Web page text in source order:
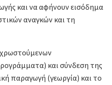
και να αφήνουν εισόδημα
αναγκών και τη
και σύνδεση της
παραγωγή (γεωργία) και το